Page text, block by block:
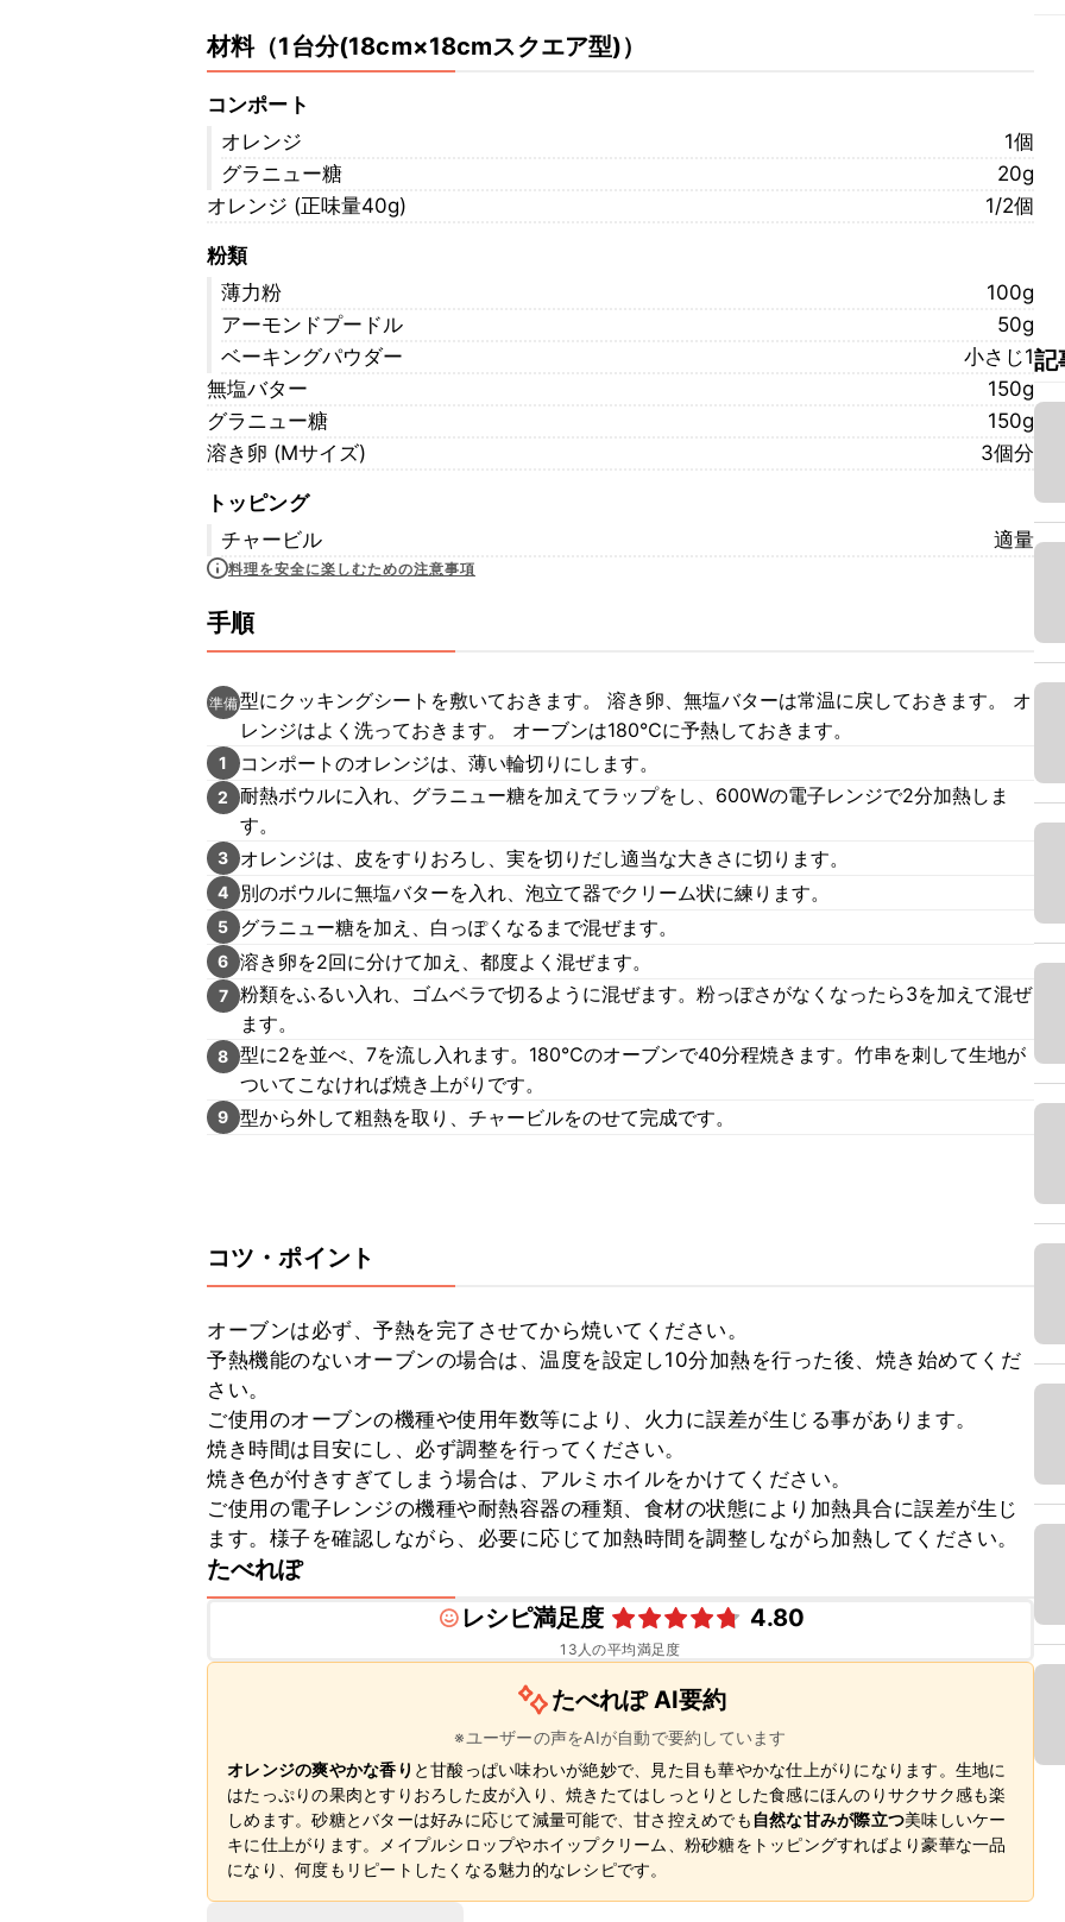
材料（1台分(18cm×18cmスクエア型)）
コンポート
オレンジ
1個
グラニュー糖
20g
オレンジ (正味量40g)
1/2個
粉類
薄力粉
100g
アーモンドプードル
50g
ベーキングパウダー
小さじ1
無塩バター
150g
グラニュー糖
150g
溶き卵 (Mサイズ)
3個分
トッピング
チャービル
適量
料理を安全に楽しむための注意事項
手順
準備型にクッキングシートを敷いておきます。 溶き卵、無塩バターは常温に戻しておきます。 オ
レンジはよく洗っておきます。 オーブンは180℃に予熱しておきます。
1 コンポートのオレンジは、薄い輪切りにします。
2
耐熱ボウルに入れ、グラニュー糖を加えてラップをし、600Wの電子レンジで2分加熱しま
す。
3 オレンジは、皮をすりおろし、実を切りだし適当な大きさに切ります。
4 別のボウルに無塩バターを入れ、泡立て器でクリーム状に練ります。
5 グラニュー糖を加え、白っぽくなるまで混ぜます。
6 溶き卵を2回に分けて加え、都度よく混ぜます。
7 粉類をふるい入れ、ゴムベラで切るように混ぜます。粉っぽさがなくなったら3を加えて混ぜ
ます。
8 型に2を並べ、7を流し入れます。180℃のオーブンで40分程焼きます。竹串を刺して生地が
ついてこなければ焼き上がりです。
9 型から外して粗熱を取り、チャービルをのせて完成です。
コツ・ポイント
オーブンは必ず、予熱を完了させてから焼いてください。
予熱機能のないオーブンの場合は、温度を設定し10分加熱を行った後、焼き始めてくだ
さい。
ご使用のオーブンの機種や使用年数等により、火力に誤差が生じる事があります。
焼き時間は目安にし、必ず調整を行ってください。
焼き色が付きすぎてしまう場合は、アルミホイルをかけてください。
ご使用の電子レンジの機種や耐熱容器の種類、食材の状態により加熱具合に誤差が生じ
ます。様子を確認しながら、必要に応じて加熱時間を調整しながら加熱してください。
たべれぽ
レシピ満足度
4.80
13 人の平均満足度
たべれぽ AI要約
※ユーザーの声をAIが自動で要約しています
オレンジの爽やかな香り と甘酸っぱい味わいが絶妙で、見た目も華やかな仕上がりになります。生地に
はたっぷりの果肉とすりおろした皮が入り、焼きたてはしっとりとした食感にほんのりサクサク感も楽
しめます。砂糖とバターは好みに応じて減量可能で、甘さ控えめでも 自然な甘みが際立つ美味しいケー
キに仕上がります。メイプルシロップやホイップクリーム、粉砂糖をトッピングすればより豪華な一品
になり、何度もリピートしたくなる魅力的なレシピです。
記